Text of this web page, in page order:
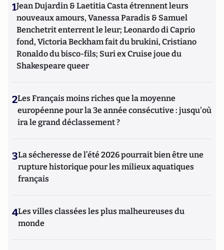
1Jean Dujardin & Laetitia Casta étrennent leurs
nouveaux amours, Vanessa Paradis & Samuel
Benchetrit enterrent le leur; Leonardo di Caprio
fond, Victoria Beckham fait du brukini, Cristiano
Ronaldo du bisco-fils; Suri ex Cruise joue du
Shakespeare queer
2Les Français moins riches que la moyenne
européenne pour la 3e année consécutive : jusqu'où
ira le grand déclassement ?
3La sécheresse de l’été 2026 pourrait bien être une
rupture historique pour les milieux aquatiques
français
4Les villes classées les plus malheureuses du
monde